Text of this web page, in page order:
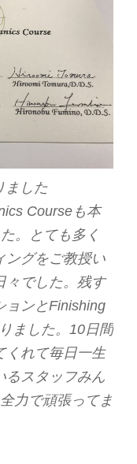
ました
Courseも本
。とても多く
ングをご教授い
々でした。残す
ョンとFinishing
ました。10日間
くれて毎日一生
るスタッフみん
力で頑張ってま